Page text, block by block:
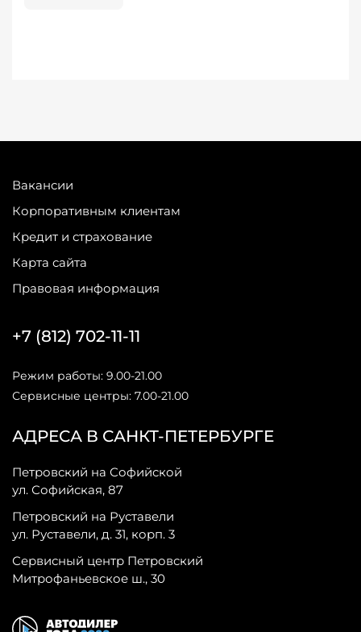
Вакансии
Корпоративным клиентам
Кредит и страхование
Карта сайта
Правовая информация
АДРЕСА В САНКТ-ПЕТЕРБУРГЕ
Петровский на Софийской
ул. Софийская, 87
Петровский на Руставели
ул. Руставели, д. 31, корп. 3
Сервисный центр Петровский
Митрофаньевское ш., 30
+7 (812) 702-11-11
Режим работы: 9.00-21.00
Сервисные центры: 7.00-21.00